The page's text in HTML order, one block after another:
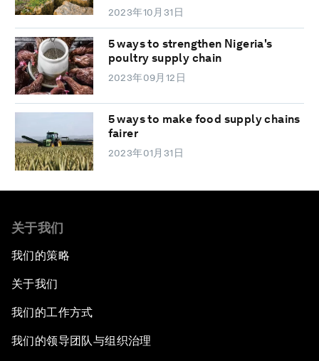
2023年10月31日
5 ways to strengthen Nigeria's
poultry supply chain
2023年09月12日
5 ways to make food supply chains
fairer
2023年01月31日
关于我们
我们的策略
关于我们
我们的工作方式
我们的领导团队与组织治理